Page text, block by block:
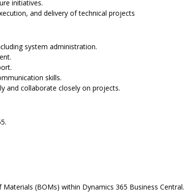
initiatives.
and delivery of technical projects
system administration.
skills.
and collaborate closely on projects.
(BOMs) within Dynamics 365 Business Central.